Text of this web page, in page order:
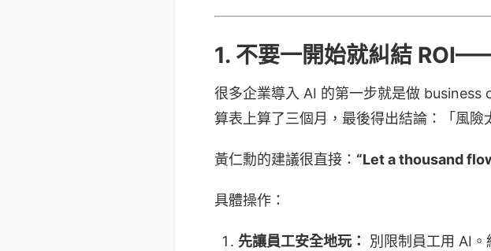
1. 不要一開始就糾結
很多企業導入 AI 的第一步就是做 business
算表上算了三個月，最後得出結論：「風險
黃仁勳的建議很直接： “Let a thousand
具體操作：
先讓員工安全地玩：
別限制員工用 AI